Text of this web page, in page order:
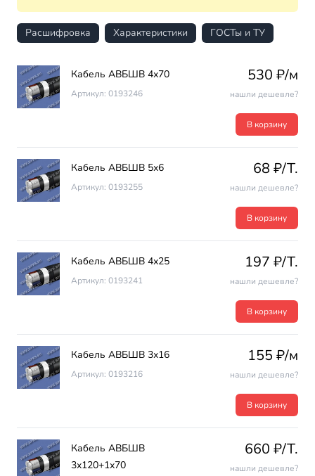
Расшифровка Характеристики ГОСТы и ТУ
Кабель АВБШВ 4х70
Артикул: 0193246
530 ₽/м
нашли дешевле?
В корзину
Кабель АВБШВ 5х6
Артикул: 0193255
68 ₽/T.
нашли дешевле?
В корзину
Кабель АВБШВ 4х25
Артикул: 0193241
197 ₽/T.
нашли дешевле?
В корзину
Кабель АВБШВ 3х16
Артикул: 0193216
155 ₽/м
нашли дешевле?
В корзину
Кабель АВБШВ
3х120+1х70
660 ₽/T.
нашли дешевле?